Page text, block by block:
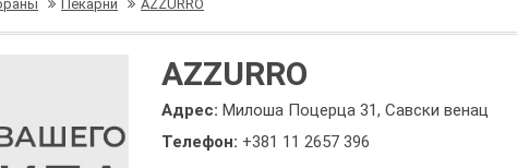
Пекарни AZZURRO
AZZURRO
Адрес:Милоша Поцерца 31, Савски венац
Телефон: +381 11 2657 396